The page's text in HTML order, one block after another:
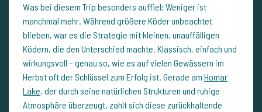
Was bei diesem Trip besonders auffiel: Weniger ist
manchmal mehr. Während größere Köder unbeachtet
blieben, war es die Strategie mit kleinen, unauffälligen
Ködern, die den Unterschied machte. Klassisch, einfach und
wirkungsvoll – genau so, wie es auf vielen Gewässern im
Herbst oft der Schlüssel zum Erfolg ist. Gerade am Homar
Lake, der durch seine natürlichen Strukturen und ruhige
Atmosphäre überzeugt, zahlt sich diese zurückhaltende